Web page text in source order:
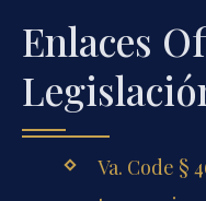
Enlaces
Va. Code §